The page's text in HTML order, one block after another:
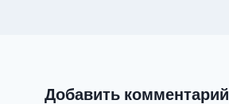
Добавить комментарий